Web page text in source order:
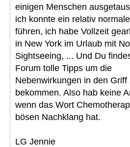
einigen Menschen
ich konnte ein relativ
führen, ich habe Vollzeit
in New York im Urlaub mit
Sightseeing, ... Und Du
Forum tolle Tipps um die
Nebenwirkungen in den Griff
bekommen. Also hab keine
wenn das Wort
bösen Nachklang hat.
LG Jennie